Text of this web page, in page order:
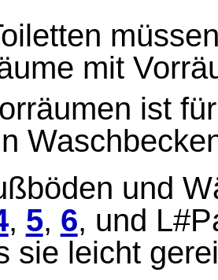
mit
ist
und
, 5, 6, und
sie leicht